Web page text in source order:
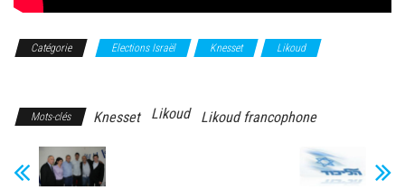
Catégorie Elections Israël Knesset Likoud
Mots-clés Knesset Likoud Likoud francophone